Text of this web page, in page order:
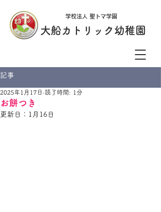
学校法人 聖トマ学園
大船カトリック幼稚園
記事
お餅つき
2025年1月17日 読了時間: 1分
更新日： 1月16日